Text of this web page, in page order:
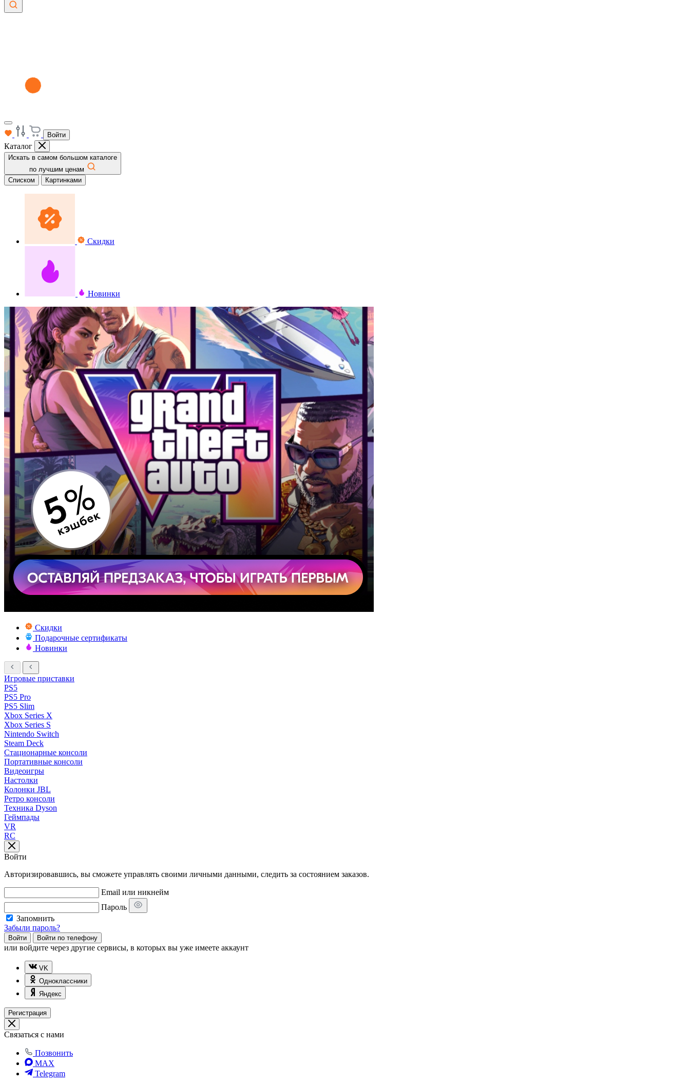
Войти
Каталог
Искать в самом большом каталоге
по лучшим ценам
Списком
Картинками
Скидки
Новинки
Скидки
Подарочные сертификаты
Новинки
Игровые приставки
PS5
PS5 Pro
PS5 Slim
Xbox Series X
Xbox Series S
Nintendo Switch
Steam Deck
Стационарные консоли
Портативные консоли
Видеоигры
Настолки
Колонки JBL
Ретро консоли
Техника Dyson
Геймпады
VR
RC
Войти
Авторизировавшись, вы сможете управлять своими личными данными, следить за состоянием заказов.
Email или никнейм
Пароль
Запомнить
Забыли пароль?
Войти Войти по телефону
или войдите через другие сервисы, в которых вы уже имеете аккаунт
VK
Одноклассники
Яндекс
Регистрация
Связаться с нами
Позвонить
MAX
Telegram